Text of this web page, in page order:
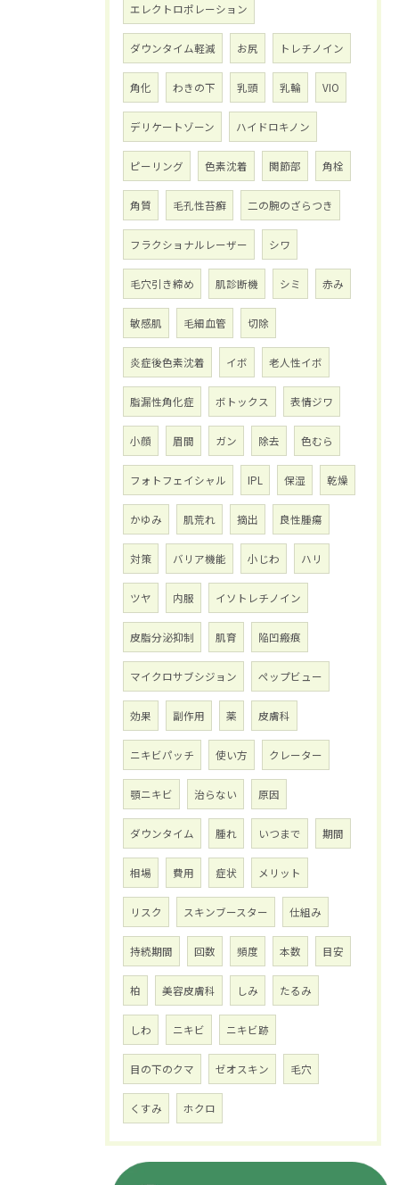
エレクトロポレーション
ダウンタイム軽減 お尻 トレチノイン
角化 わきの下 乳頭 乳輪 VIO
デリケートゾーン ハイドロキノン
ピーリング 色素沈着 関節部 角栓
角質 毛孔性苔癬 二の腕のざらつき
フラクショナルレーザー シワ
毛穴引き締め 肌診断機 シミ 赤み
敏感肌 毛細血管 切除
炎症後色素沈着 イボ 老人性イボ
脂漏性角化症 ボトックス 表情ジワ
小顔 眉間 ガン 除去 色むら
フォトフェイシャル IPL 保湿 乾燥
かゆみ 肌荒れ 摘出 良性腫瘍
対策 バリア機能 小じわ ハリ
ツヤ 内服 イソトレチノイン
皮脂分泌抑制 肌育 陥凹瘢痕
マイクロサブシジョン ペップビュー
効果 副作用 薬 皮膚科
ニキビパッチ 使い方 クレーター
顎ニキビ 治らない 原因
ダウンタイム 腫れ いつまで 期間
相場 費用 症状 メリット
リスク スキンブースター 仕組み
持続期間 回数 頻度 本数 目安
柏 美容皮膚科 しみ たるみ
しわ ニキビ ニキビ跡
目の下のクマ ゼオスキン 毛穴
くすみ ホクロ